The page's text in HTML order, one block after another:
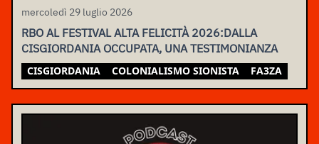
mercoledì 29 luglio 2026
RBO AL FESTIVAL ALTA FELICITÀ 2026:DALLA
CISGIORDANIA OCCUPATA, UNA TESTIMONIANZA
CISGIORDANIA COLONIALISMO SIONISTA FA3ZA